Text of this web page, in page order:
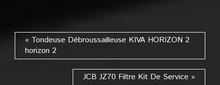
« Tondeuse Débroussailleuse KIVA HORIZON 2
horizon 2
JCB JZ70 Filtre Kit De Service »